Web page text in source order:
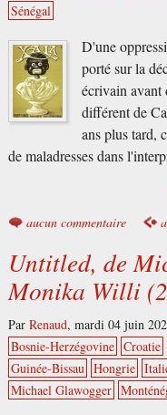
Sénégal
D'une
porté sur la
écrivain avant
différent de
ans plus tard,
de maladresses dans
aucun commentaire
Untitled, de
Monika Willi
Par Renaud, mardi 04 juin
Bosnie-Herzégovine Croatie
Guinée-Bissau Hongrie
Michael Glawogger